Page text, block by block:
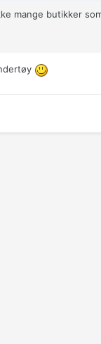
mange butikker